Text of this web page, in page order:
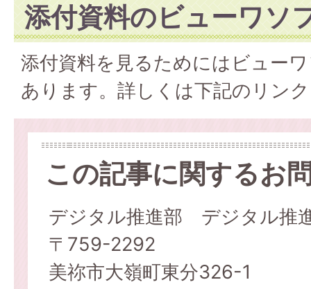
添付資料のビューワソ
添付資料を見るためにはビュー
あります。詳しくは下記のリン
この記事に関するお
デジタル推進部 デジタル推
〒759-2292
美祢市大嶺町東分326-1